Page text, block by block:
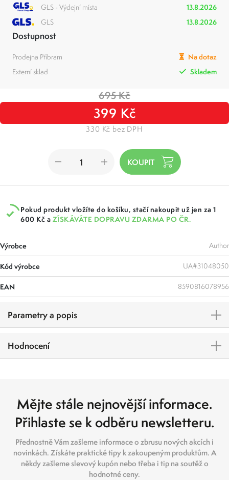
GLS - Výdejní místa
13.8.2026
GLS
13.8.2026
Dostupnost
Prodejna Příbram
Na dotaz
Externí sklad
Skladem
695 Kč
399 Kč
330 Kč bez DPH
Pokud produkt vložíte do košíku, stačí nakoupit už jen za 1
600 Kč a ZÍSKÁVÁTE DOPRAVU ZDARMA PO ČR.
Výrobce Author
Kód výrobce UA#31048050
EAN 8590816078956
Parametry a popis
Hodnocení
Mějte stále nejnovější informace.
Přihlaste se k odběru newsletteru.
Přednostně Vám zašleme informace o zbrusu nových akcích i
novinkách. Získáte praktické tipy k zakoupeným produktům. A
někdy zašleme slevový kupón nebo třeba i tip na soutěž o
hodnotné ceny.